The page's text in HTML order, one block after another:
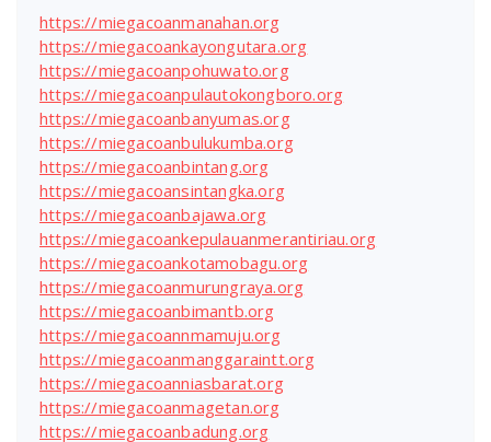
https://miegacoanmanahan.org
https://miegacoankayongutara.org
https://miegacoanpohuwato.org
https://miegacoanpulautokongboro.org
https://miegacoanbanyumas.org
https://miegacoanbulukumba.org
https://miegacoanbintang.org
https://miegacoansintangka.org
https://miegacoanbajawa.org
https://miegacoankepulauanmerantiriau.org
https://miegacoankotamobagu.org
https://miegacoanmurungraya.org
https://miegacoanbimantb.org
https://miegacoannmamuju.org
https://miegacoanmanggaraintt.org
https://miegacoanniasbarat.org
https://miegacoanmagetan.org
https://miegacoanbadung.org